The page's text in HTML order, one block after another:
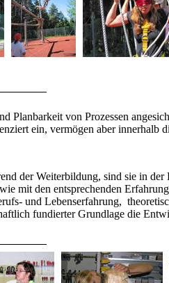
Planbarkeit von Prozessen
ein, vermögen aber
der Weiterbildung, sind sie in
mit den entsprechenden
und Lebenserfahrung,
fundierter Grundlage die